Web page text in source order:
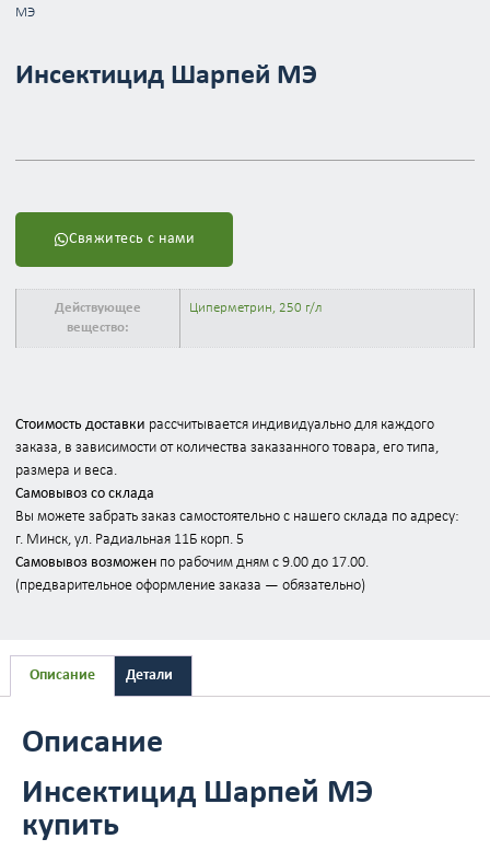
МЭ
Инсектицид Шарпей МЭ
Свяжитесь с нами
Действующее
вещество:
Циперметрин, 250 г/л
Стоимость доставки рассчитывается индивидуально для каждого
заказа, в зависимости от количества заказанного товара, его типа,
размера и веса.
Самовывоз со склада
Вы можете забрать заказ самостоятельно с нашего склада по адресу:
г. Минск, ул. Радиальная 11Б корп. 5
Самовывоз возможен по рабочим дням с 9.00 до 17.00.
(предварительное оформление заказа — обязательно)
Описание Детали
Описание
Инсектицид Шарпей МЭ
купить